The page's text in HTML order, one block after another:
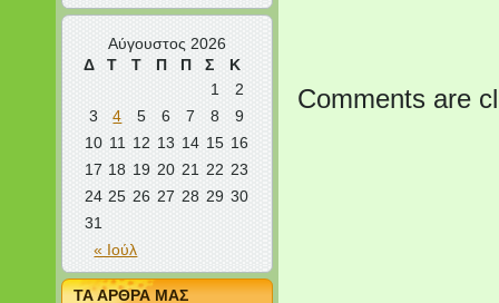
Αύγουστος 2026
Δ
Τ Τ Π Π Σ Κ
« Ιούλ
1
2
3
4 5 6 7 8
9
10 11 12 13 14 15 16
17 18 19 20 21 22 23
24 25 26 27 28 29 30
31
ΤΑ ΑΡΘΡΑ ΜΑΣ
Comments are